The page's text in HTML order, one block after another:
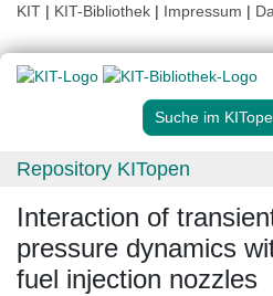
KIT | KIT-Bibliothek | Impressum |
Suche im
Repository KITopen
Interaction of
pressure dynamics
fuel injection nozzles